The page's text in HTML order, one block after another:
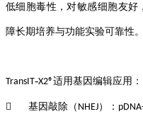
低细胞毒性，对敏感细胞友好
障长期培养与功能实验可靠性。
TransIT‑X2®适用基因编辑应用：
 基因敲除（ NHEJ）：